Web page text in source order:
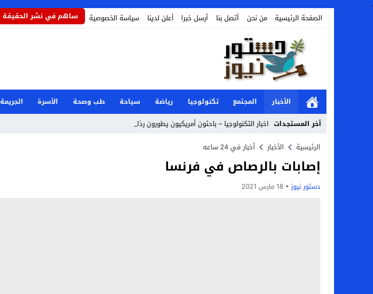
.
الصفحة الرئيسية
من نحن أتصل بنا أرسل خبرا أعلن لدينا سياسة الخصوصية ساهم في نشر الحقيقة
الأخبار المجتمع تكنولوجيا رياضة سياحة طب وصحة الأسرة الجريمة
أخر المستجدات اخبار التكنولوجيا – باحثون أمريكيون يطورون رذاذاً _
Stop
Previous
Next
الرئيسية الأخبار أخبار في 24 ساعه
إصابات بالرصاص في فرنسا
دستور نيوز 18 مارس 2021